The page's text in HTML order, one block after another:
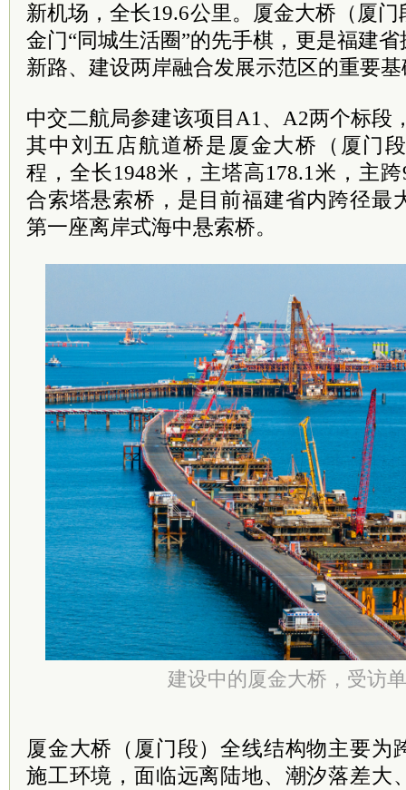
新机场，全长19.6公里。厦金大桥（厦
金门“同城生活圈”的先手棋，更是福建
新路、建设两岸融合发展示范区的重要
中交二航局参建该项目A1、A2两个标段
其中刘五店航道桥是厦金大桥（厦门
程，全长1948米，主塔高178.1米，主
合索塔悬索桥，是目前福建省内跨径最
第一座离岸式海中悬索桥。
建设中的厦金大桥，受访
厦金大桥（厦门段）全线结构物主要为
施工环境，面临远离陆地、潮汐落差大